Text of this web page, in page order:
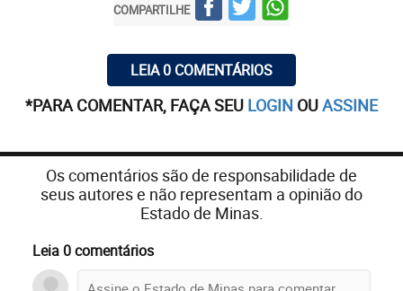
COMPARTILHE
LEIA 0 COMENTÁRIOS
*PARA COMENTAR, FAÇA SEU LOGIN OUASSINE
Os comentários são de responsabilidade de
seus autores e não representam a opinião do
Estado de Minas.
Leia 0 comentários